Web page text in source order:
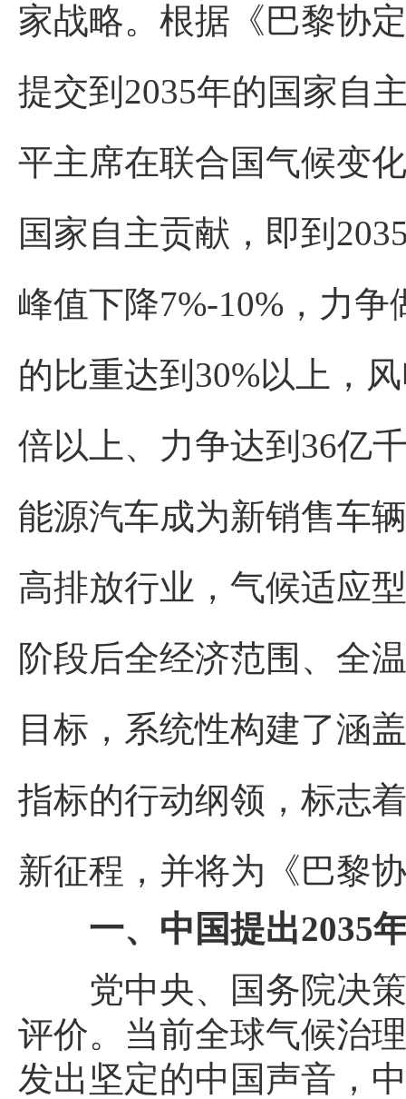
家战略。根据《巴黎协
提交到2035年的国家自
平主席在联合国气候变
国家自主贡献，即到
峰值下降7%-10%，力
的比重达到30%以上，
倍以上、力争达到36亿
能源汽车成为新销售车
高排放行业，气候适应
阶段后全经济范围、全
目标，系统性构建了涵
指标的行动纲领，标志
新征程，并将为《巴黎
一、中国提出2035
党中央、国务院决
评价。当前全球气候治
发出坚定的中国声音，